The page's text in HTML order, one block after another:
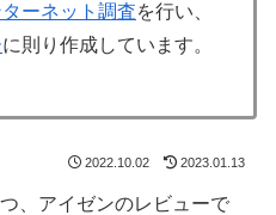
ーネット調査を行い、
に則り作成しています。
2022.10.02 2023.01.13
、アイゼンのレビューで